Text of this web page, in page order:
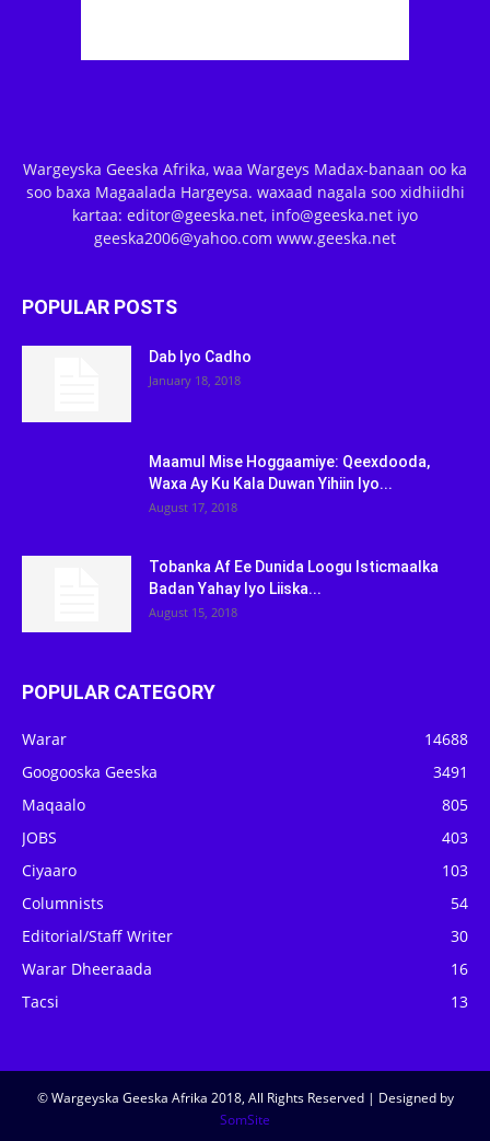
Wargeyska Geeska Afrika, waa Wargeys Madax-banaan oo ka
soo baxa Magaalada Hargeysa. waxaad nagala soo xidhiidhi
kartaa: editor@geeska.net, info@geeska.net iyo
geeska2006@yahoo.com www.geeska.net
POPULAR POSTS
Dab Iyo Cadho
January 18, 2018
Maamul Mise Hoggaamiye: Qeexdooda,
Waxa Ay Ku Kala Duwan Yihiin Iyo...
August 17, 2018
Tobanka Af Ee Dunida Loogu Isticmaalka
Badan Yahay Iyo Liiska...
August 15, 2018
POPULAR CATEGORY
Warar
14688
Googooska Geeska
3491
Maqaalo
805
JOBS
403
Ciyaaro
103
Columnists
54
Editorial/Staff Writer
30
Warar Dheeraada
16
Tacsi
13
© Wargeyska Geeska Afrika 2018, All Rights Reserved | Designed by
SomSite